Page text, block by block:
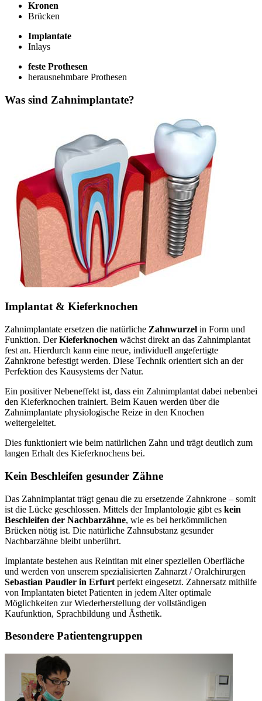
Kronen
Brücken
Implantate
Inlays
feste Prothesen
herausnehmbare Prothesen
Was sind Zahnimplantate?
Implantat & Kieferknochen
Zahnimplantate ersetzen die natürliche Zahnwurzel in Form und
Funktion. DerKieferknochen wächst direkt an das Zahnimplantat
fest an. Hierdurch kann eine neue, individuell angefertigte
Zahnkrone befestigt werden. Diese Technik orientiert sich an der
Perfektion des Kausystems der Natur.
Ein positiver Nebeneffekt ist, dass ein Zahnimplantat dabei nebenbei
den Kieferknochen trainiert. Beim Kauen werden über die
Zahnimplantate physiologische Reize in den Knochen
weitergeleitet.
Dies funktioniert wie beim natürlichen Zahn und trägt deutlich zum
langen Erhalt des Kieferknochens bei.
Kein Beschleifen gesunder Zähne
Das Zahnimplantat trägt genau die zu ersetzende Zahnkrone – somit
ist die Lücke geschlossen. Mittels der Implantologie gibt es kein
Beschleifen der Nachbarzähne, wie es bei herkömmlichen
Brücken nötig ist. Die natürliche Zahnsubstanz gesunder
Nachbarzähne bleibt unberührt.
Implantate bestehen aus Reintitan mit einer speziellen Oberfläche
und werden von unserem spezialisierten Zahnarzt / Oralchirurgen
Sebastian Paudler in Erfurt perfekt eingesetzt. Zahnersatz mithilfe
von Implantaten bietet Patienten in jedem Alter optimale
Möglichkeiten zur Wiederherstellung der vollständigen
Kaufunktion, Sprachbildung und Ästhetik.
Besondere Patientengruppen